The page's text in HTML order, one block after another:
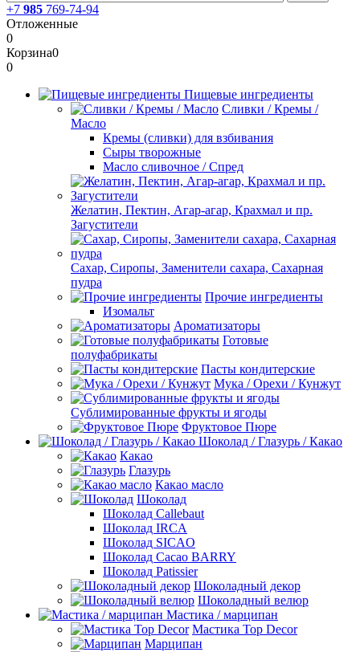
+7 985 769-74-94
Отложенные
0
Корзина0
0
Пищевые ингредиенты
Сливки / Кремы /
Масло
Кремы (сливки) для взбивания
Сыры творожные
Масло сливочное / Спред
Желатин, Пектин, Агар-агар, Крахмал и пр.
Загустители
Сахар, Сиропы, Заменители сахара, Сахарная
пудра
Прочие ингредиенты
Изомальт
Ароматизаторы
Готовые
полуфабрикаты
Пасты кондитерские
Мука / Орехи / Кунжут
Сублимированные фрукты и ягоды
Фруктовое Пюре
Шоколад / Глазурь / Какао
Какао
Глазурь
Какао масло
Шоколад
Шоколад Callebaut
Шоколад IRCA
Шоколад SICAO
Шоколад Cacao BARRY
Шоколад Patissier
Шоколадный декор
Шоколадный велюр
Мастика / марципан
Мастика Top Decor
Марципан